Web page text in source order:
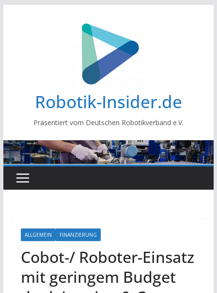
Robotik-Insider.de
Präsentiert vom Deutschen Robotikverband e.V.
ALLGEMEIN FINANZIERUNG
Cobot-/ Roboter-Einsatz
mit geringem Budget